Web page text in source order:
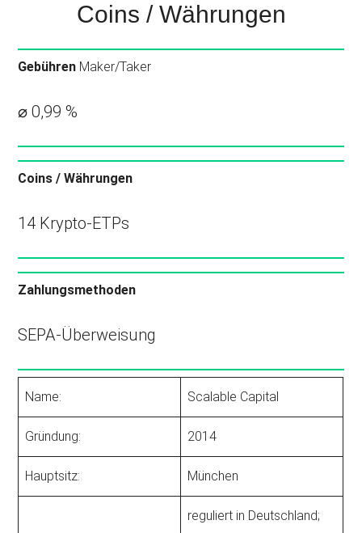
Coins / Währungen
Gebühren Maker/Taker
⌀ 0,99 %
Coins / Währungen
14 Krypto-ETPs
Zahlungsmethoden
SEPA-Überweisung
Name: Scalable Capital
Gründung: 2014
Hauptsitz: München
reguliert in Deutschland;